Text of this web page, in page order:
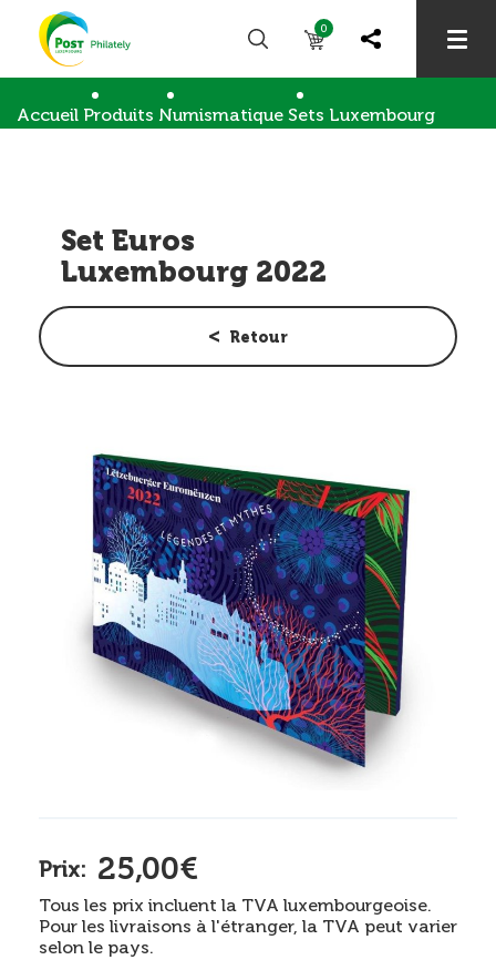
0
Accueil Produits Numismatique Sets Luxembourg
Set Euros
Luxembourg 2022
Retour
Prix: 25,00€
Tous les prix incluent la TVA luxembourgeoise.
Pour les livraisons à l'étranger, la TVA peut varier
selon le pays.